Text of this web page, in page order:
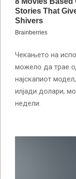
Чекањето на
можело да трае
најскапиот
илјади долари,
недели.